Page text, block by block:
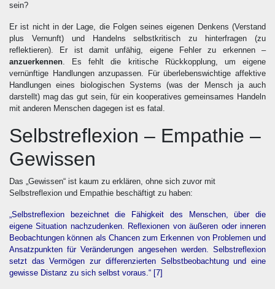
sein?
Er ist nicht in der Lage, die Folgen seines eigenen Denkens (Verstand
plus Vernunft) und Handelns selbstkritisch zu hinterfragen (zu
reflektieren). Er ist damit unfähig, eigene Fehler zu erkennen –
anzuerkennen. Es fehlt die kritische Rückkopplung, um eigene
vernünftige Handlungen anzupassen. Für überlebenswichtige affektive
Handlungen eines biologischen Systems (was der Mensch ja auch
darstellt) mag das gut sein, für ein kooperatives gemeinsames Handeln
mit anderen Menschen dagegen ist es fatal.
Selbstreflexion – Empathie –
Gewissen
Das „Gewissen“ ist kaum zu erklären, ohne sich zuvor mit
Selbstreflexion und Empathie beschäftigt zu haben:
„Selbstreflexion bezeichnet die Fähigkeit des Menschen, über die
eigene Situation nachzudenken. Reflexionen von äußeren oder inneren
Beobachtungen können als Chancen zum Erkennen von Problemen und
Ansatzpunkten für Veränderungen angesehen werden. Selbstreflexion
setzt das Vermögen zur differenzierten Selbstbeobachtung und eine
gewisse Distanz zu sich selbst voraus.“ [7]